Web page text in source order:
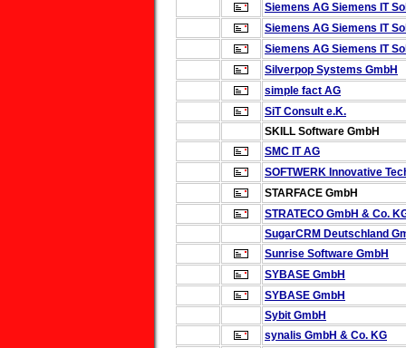
Siemens AG Siemens IT
Siemens AG Siemens IT
Siemens AG Siemens IT
Silverpop Systems GmbH
simple fact AG
SiT Consult e.K.
SKILL Software GmbH
SMC IT AG
SOFTWERK Innovative
STARFACE GmbH
STRATECO GmbH & Co.
SugarCRM Deutschland
Sunrise Software GmbH
SYBASE GmbH
SYBASE GmbH
Sybit GmbH
synalis GmbH & Co. KG